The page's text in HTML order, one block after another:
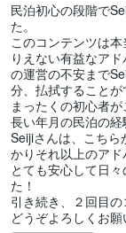
民泊初心の段階で
た。
このコンテンツは
りえない有益なア
の運営の不安まで
分、払拭することが
まったくの初心者
長い年月の民泊の経
Seijiさんは、こちら
かりそれ以上のアド
とても安心して日
た！
引き続き、２回目
どうぞよろしくお